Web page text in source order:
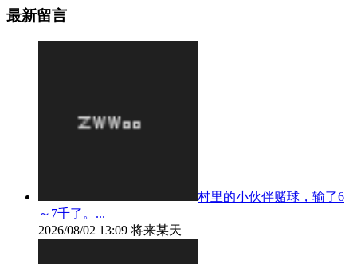
最新留言
村里的小伙伴赌球，输了6
～7千了。...
2026/08/02 13:09 将来某天